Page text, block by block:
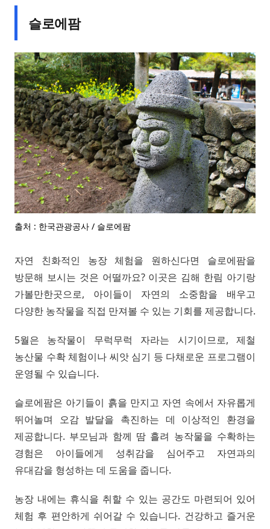
슬로에팜
출처 : 한국관광공사 / 슬로에팜
자연 친화적인 농장 체험을 원하신다면 슬로에팜을
방문해 보시는 것은 어떨까요? 이곳은 김해 한림 아기랑
가볼만한곳으로, 아이들이 자연의 소중함을 배우고
다양한 농작물을 직접 만져볼 수 있는 기회를 제공합니다.
5월은 농작물이 무럭무럭 자라는 시기이므로, 제철
농산물 수확 체험이나 씨앗 심기 등 다채로운 프로그램이
운영될 수 있습니다.
슬로에팜은 아기들이 흙을 만지고 자연 속에서 자유롭게
뛰어놀며 오감 발달을 촉진하는 데 이상적인 환경을
제공합니다. 부모님과 함께 땀 흘려 농작물을 수확하는
경험은 아이들에게 성취감을 심어주고 자연과의
유대감을 형성하는 데 도움을 줍니다.
농장 내에는 휴식을 취할 수 있는 공간도 마련되어 있어
체험 후 편안하게 쉬어갈 수 있습니다. 건강하고 즐거운